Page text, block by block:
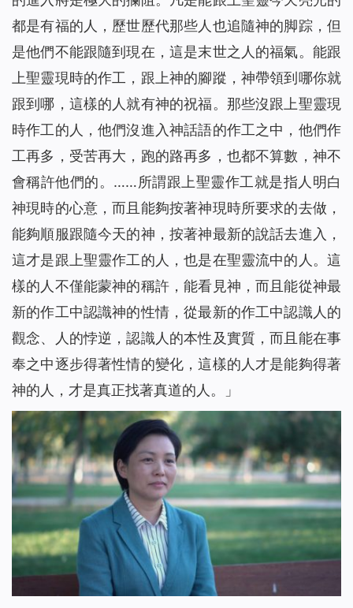
都是有福的人，歷世歷代那些人也追隨神的脚踪，但
是他們不能跟隨到現在，這是末世之人的福氣。能跟
上聖靈現時的作工，跟上神的腳蹤，神帶領到哪你就
跟到哪，這樣的人就有神的祝福。那些沒跟上聖靈現
時作工的人，他們沒進入神話語的作工之中，他們作
工再多，受苦再大，跑的路再多，也都不算數，神不
會稱許他們的。 ……所謂跟上聖靈作工就是指人明白
神現時的心意，而且能夠按著神現時所要求的去做，
能夠順服跟隨今天的神，按著神最新的說話去進入，
這才是跟上聖靈作工的人，也是在聖靈流中的人。這
樣的人不僅能蒙神的稱許，能看見神，而且能從神最
新的作工中認識神的性情，從最新的作工中認識人的
觀念、人的悖逆，認識人的本性及實質，而且能在事
奉之中逐步得著性情的變化，這樣的人才是能夠得著
神的人，才是真正找著真道的人。
」